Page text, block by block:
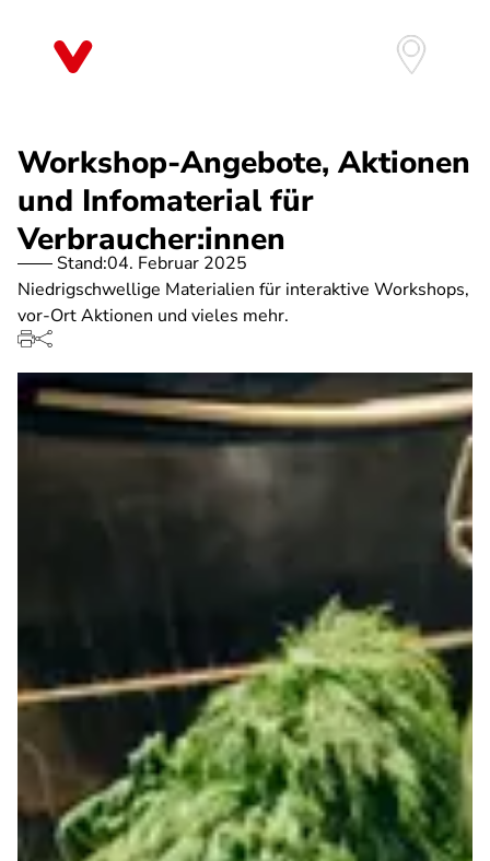
Workshop-Angebote, Aktionen
und Infomaterial für
Verbraucher:innen
Stand:04. Februar 2025
Niedrigschwellige Materialien für interaktive Workshops,
vor-Ort Aktionen und vieles mehr.